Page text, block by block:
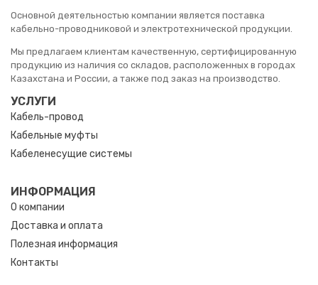
Основной деятельностью компании является поставка
кабельно-проводниковой и электротехнической продукции.
Мы предлагаем клиентам качественную, сертифицированную
продукцию из наличия со складов, расположенных в городах
Казахстана и России, а также под заказ на производство.
УСЛУГИ
Кабель-провод
Кабельные муфты
Кабеленесущие системы
ИНФОРМАЦИЯ
О компании
Доставка и оплата
Полезная информация
Контакты